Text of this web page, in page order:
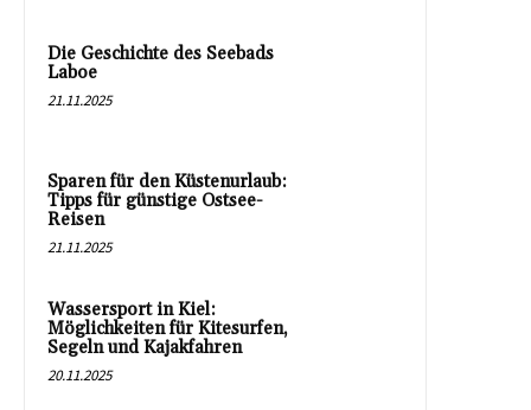
Die Geschichte des Seebads
Laboe
21.11.2025
Sparen für den Küstenurlaub:
Tipps für günstige Ostsee-
Reisen
21.11.2025
Wassersport in Kiel:
Möglichkeiten für Kitesurfen,
Segeln und Kajakfahren
20.11.2025